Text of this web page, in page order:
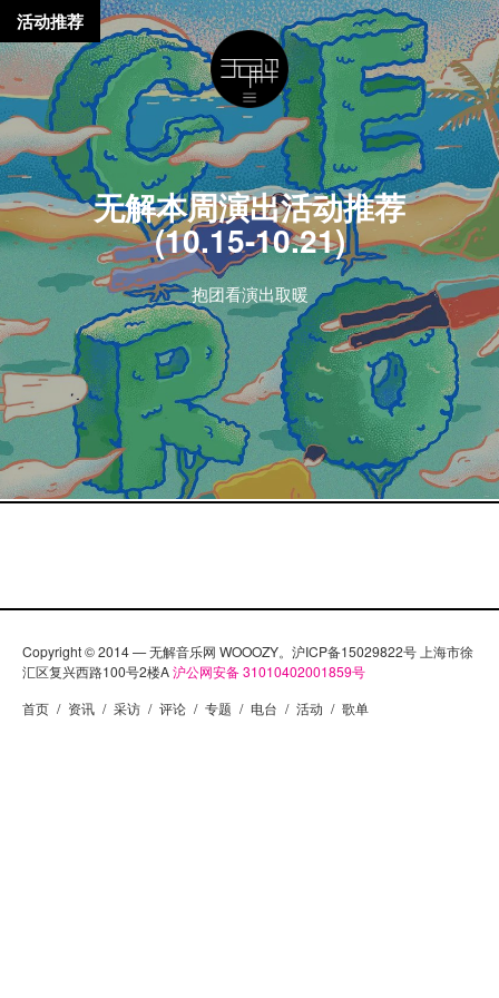
无解本周演出活动推荐
(10.15-10.21)
抱团看演出取暖
活动推荐
Copyright © 2014 — 无解音乐网 WOOOZY。沪ICP备15029822号 上海市徐
汇区复兴西路100号2楼A沪公网安备 31010402001859号
首页 / 资讯 / 采访 / 评论 / 专题 / 电台 / 活动 / 歌单